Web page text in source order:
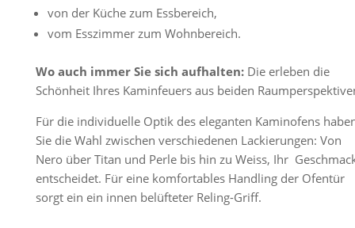
von der Küche zum Essbereich,
vom Esszimmer zum Wohnbereich.
Wo auch immer Sie sich aufhalten:Die erleben die
Schönheit Ihres Kaminfeuers aus beiden
Für die individuelle Optik des eleganten Kaminofens
Sie die Wahl zwischen verschiedenen Lackierungen: Von
Nero über Titan und Perle bis hin zu Weiss, Ihr
entscheidet. Für eine komfortables Handling der Ofentür
sorgt ein ein innen belüfteter Reling-Griff.